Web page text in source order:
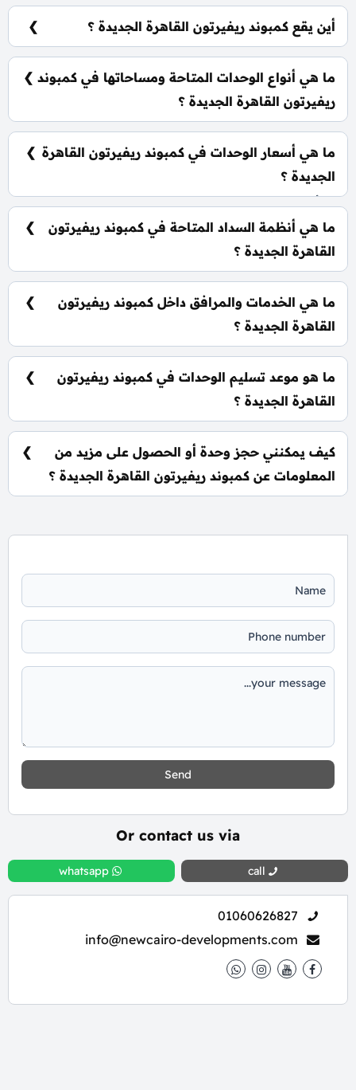
أين يقع كمبوند ريفيرتون القاهرة الجديدة ؟
يقع كمبوند ريفيرتون القاهرة الجديدة في قلب منطقة
التجمع الخامس بصورة مباشرة أمام الجامعة الأمريكية.
ما هي أنواع الوحدات المتاحة ومساحاتها في كمبوند
ريفيرتون القاهرة الجديدة ؟
يضم الكمبوند مجموعة متنوعة من الوحدات السكنية،
تشمل: شقق سكنية: تبدأ من 54 متر² تاون هاوس: تبدأ من
262 متر²
ما هي أسعار الوحدات في كمبوند ريفيرتون القاهرة
الجديدة ؟
تبدأ الأسعار من 4,915,080 جنية وتختلف حسب نوع
الوحدة والمساحة، كما أن الأسعار قابلة للتغيير حسب
تطورات السوق.
ما هي أنظمة السداد المتاحة في كمبوند ريفيرتون
القاهرة الجديدة ؟
يمكنك حجز وحدتك بدفع مقدم 5% فقط، كما يتم تقسيط
الباقي على فترة تصل إلي 8 سنوات بدون أي فوائد.
ما هي الخدمات والمرافق داخل كمبوند ريفيرتون
القاهرة الجديدة ؟
يشمل الكمبوند مساحات خضراء واسعة، بحيرات صناعية،
نادي اجتماعي، مناطق ترفيهية للأطفال، حمامات سباحة،
ومناطق تجارية.
ما هو موعد تسليم الوحدات في كمبوند ريفيرتون
القاهرة الجديدة ؟
يتم تسليم الوحدات خلال ثلاث سنوات ونصف من تاريخ
التعاقد، مع إمكانية التسليم نصف تشطيب أو تشطيب
كامل حسب رغبة العميل.
كيف يمكنني حجز وحدة أو الحصول على مزيد من
المعلومات عن كمبوند ريفيرتون القاهرة الجديدة ؟
Send
Or contact us via
call
whatsapp
01060626827
info@newcairo-developments.com